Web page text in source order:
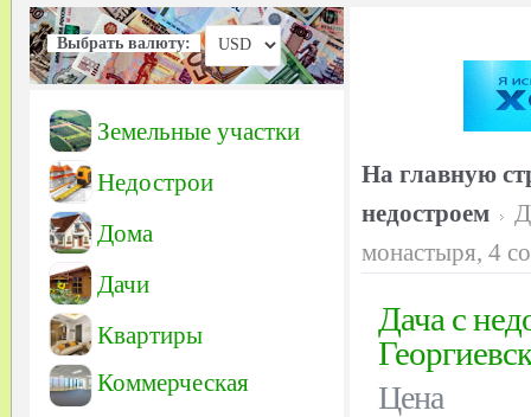
Выбрать валюту:
Земельные участки
Недострои
Дома
Дачи
Квартиры
Коммерческая
На главную
недостроем
монастыря, 4
Дача с
Цена